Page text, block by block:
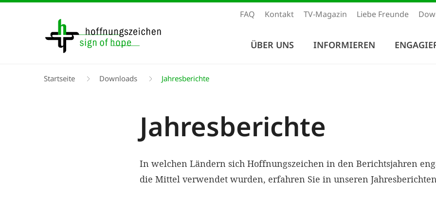
FAQ Kontakt TV-Magazin Liebe Freunde
ÜBER UNS INFORMIEREN
Pfadnavigation
Startseite Downloads Jahresberichte
Jahresberichte
In welchen Ländern sich Hoffnungszeichen in den Berichtsjahren
die Mittel verwendet wurden, erfahren Sie in unseren